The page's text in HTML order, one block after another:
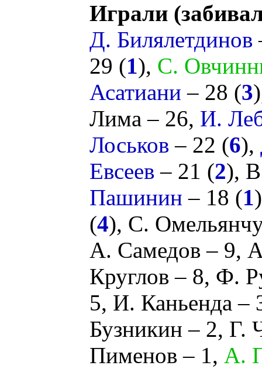
Играли
Д. Билялетдинов
29 (1), С.
Асатиани – 28 (3
Лима – 26, И.
Лоськов – 22 (6),
Евсеев – 21 (2),
Пашинин – 18 (1
(4), С.
А. Самедов – 9,
Круглов – 8, Ф.
5, И. Каньенда –
Бузникин – 2, Г.
Пименов – 1, А.